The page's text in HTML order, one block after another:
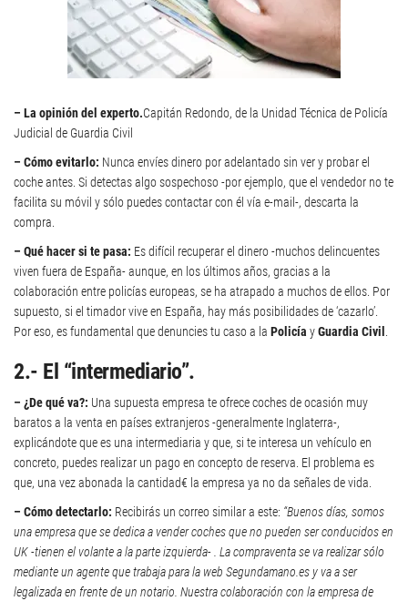
– La opinión del experto.Capitán Redondo, de la Unidad Técnica de Policía
Judicial de Guardia Civil
– Cómo evitarlo: Nunca envíes dinero por adelantado sin ver y probar el
coche antes. Si detectas algo sospechoso -por ejemplo, que el vendedor no te
facilita su móvil y sólo puedes contactar con él vía e-mail-, descarta la
compra.
– Qué hacer si te pasa: Es difícil recuperar el dinero -muchos delincuentes
viven fuera de España- aunque, en los últimos años, gracias a la
colaboración entre policías europeas, se ha atrapado a muchos de ellos. Por
supuesto, si el timador vive en España, hay más posibilidades de ‘cazarlo’.
Por eso, es fundamental que denuncies tu caso a la Policía yGuardia Civil .
2.- El “intermediario”.
– ¿De qué va?: Una supuesta empresa te ofrece coches de ocasión muy
baratos a la venta en países extranjeros -generalmente Inglaterra-,
explicándote que es una intermediaria y que, si te interesa un vehículo en
concreto, puedes realizar un pago en concepto de reserva. El problema es
que, una vez abonada la cantidad€ la empresa ya no da señales de vida.
– Cómo detectarlo: Recibirás un correo similar a este: “Buenos días, somos
una empresa que se dedica a vender coches que no pueden ser conducidos en
UK -tienen el volante a la parte izquierda- . La compraventa se va realizar sólo
mediante un agente que trabaja para la web Segundamano.es y va a ser
legalizada en frente de un notario. Nuestra colaboración con la empresa de